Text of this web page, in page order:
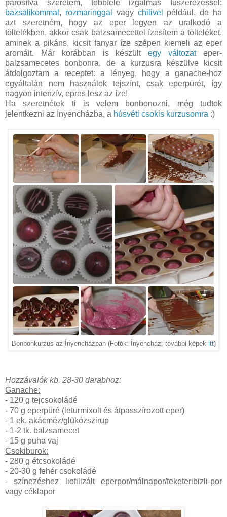
párosítva szeretem, többféle izgalmas fűszerezéssel:
bazsalikommal , rozmaringgal vagy chilivel
például, de ha
azt szeretném, hogy az eper legyen az uralkodó a
töltelékben, akkor csak balzsamecettel ízesítem a tölteléket,
aminek a pikáns, kicsit fanyar íze szépen kiemeli az eper
aromáit. Már korábban is készültegy változateper-
balzsamecetes bonbonra, de a kurzusra készülve kicsit
átdolgoztam a receptet: a lényeg, hogy a ganache-hoz
egyáltalán nem használok tejszínt, csak eperpürét, így
nagyon intenzív, epres lesz az íze!
Ha szeretnétek ti is velem bonbonozni, még tudtok
jelentkezni az Ínyencházba, a húsvéti csokis kurzusomra :)
Bonbonkurzus az Ínyencházban (Fotók: Ínyencház; további képek itt)
Hozzávalók kb. 28-30 darabhoz:
Ganache:
- 120 g tejcsokoládé
- 70 g eperpüré (leturmixolt és átpasszírozott eper)
- 1 ek. akácméz/glükózszirup
- 1-2 tk. balzsamecet
- 15 g puha vaj
Csokiburok:
- 280 g étcsokoládé
- 20-30 g fehér csokoládé
- színezéshez liofilizált eperpor/málnapor/feketeribizli-por
vagy céklapor